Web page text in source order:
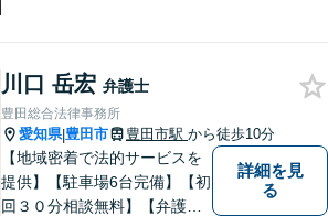
続問題／刑事事件／企業法務
など幅広く対応。どうぞお気
軽にご相談ください。
川口 岳宏 弁護士
豊田総合法律事務所
愛知県|豊田市 豊田市駅 から徒歩10分
【地域密着で法的サービスを
提供】【駐車場6台完備】【初
回３０分相談無料】【弁護士3
詳細を見
る